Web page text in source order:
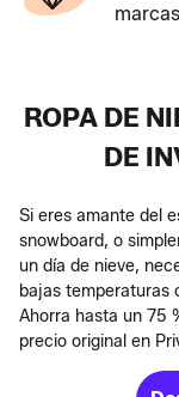
ROPA DE
DE
Si eres amante del
snowboard, o
un día de nieve,
bajas temperaturas
Ahorra hasta un 75
precio original en